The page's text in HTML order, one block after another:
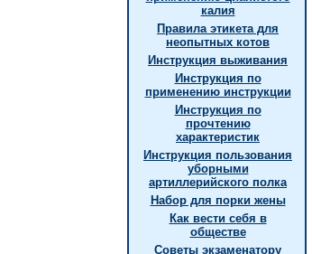
калия
Правила этикета для
неопытных котов
Инструкция выживания
Инструкция по
применению инструкции
Инструкция по
прочтению
характеристик
Инструкция пользования
уборными
артиллерийского полка
Hабор для порки жены
Как вести себя в
обществе
Советы экзаменатору